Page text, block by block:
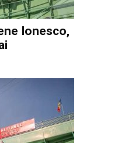
Ionesco,